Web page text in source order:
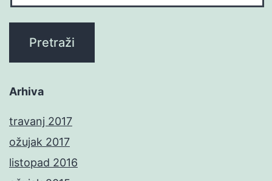
Arhiva
travanj 2017
ožujak 2017
listopad 2016